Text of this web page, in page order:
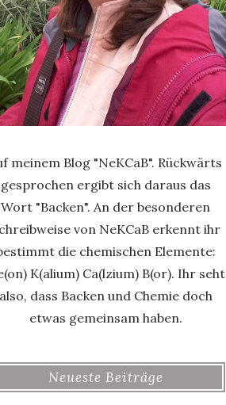
meinem Blog "NeKCaB". Rückwärts
gesprochen ergibt sich daraus das
Wort "Backen". An der besonderen
von NeKCaB erkennt ihr
die chemischen Elemente:
K(alium) Ca(lzium) B(or). Ihr seht
dass Backen und Chemie doch
etwas gemeinsam haben.
Neueste Beiträge